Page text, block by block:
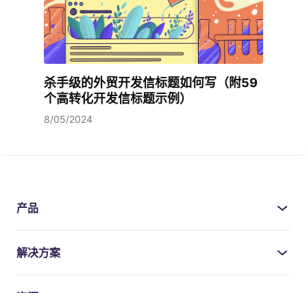
杀手级的外贸开发信标题如何写（附59
个高转化开发信标题示例）
8/05/2024
产品
解决方案